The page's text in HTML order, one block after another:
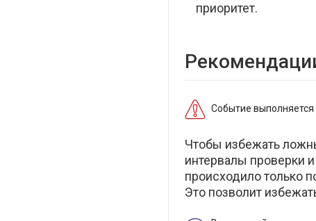
приоритет.
Событие выполняется
Чтобы избежать
интервалы проверки
происходило только
Это позволит